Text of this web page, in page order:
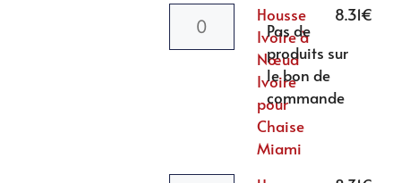
Housse
Ivoire à
Nœud
Ivoire
pour
Chaise
Miami
8.31€
Pas de
produits sur
le bon de
commande